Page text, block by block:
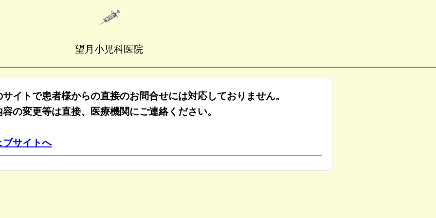
望月小児科医院
イトで患者様からの直接のお問合せには対応しておりません。
の変更等は直接、医療機関にご連絡ください。
サイトへ